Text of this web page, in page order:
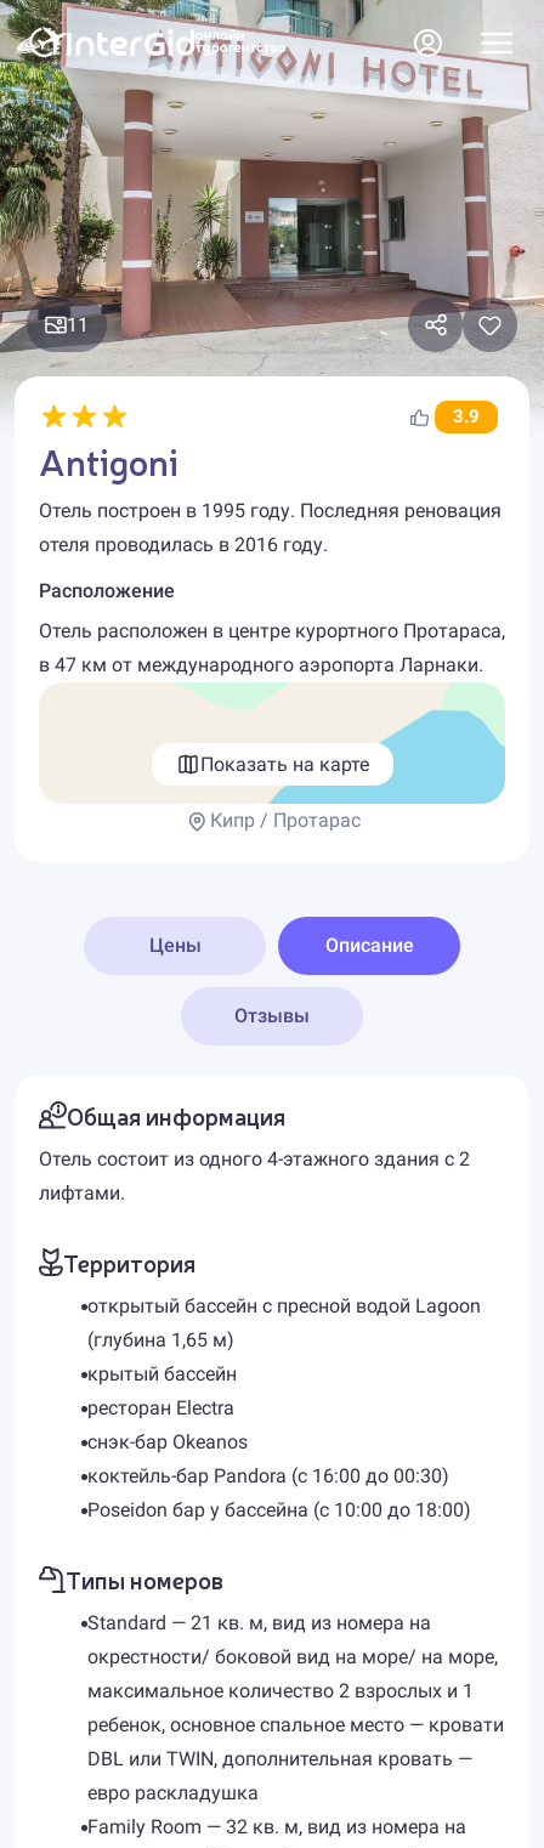
11
3.9
Antigoni
Отель построен в 1995 году. Последняя реновация
отеля проводилась в 2016 году.
Расположение
Отель расположен в центре курортного Протараса,
в 47 км от международного аэропорта Ларнаки.
Показать на карте
Кипр / Протарас
Цены Описание
Отзывы
Общая информация
Отель состоит из одного 4-этажного здания с 2
лифтами.
Территория
открытый бассейн с пресной водой Lagoon
(глубина 1,65 м)
крытый бассейн
ресторан Electra
снэк-бар Okeanos
коктейль-бар Pandora (с 16:00 до 00:30)
Poseidon бар у бассейна (c 10:00 до 18:00)
Типы номеров
Standard — 21 кв. м, вид из номера на
окрестности/ боковой вид на море/ на море,
максимальное количество 2 взрослых и 1
ребенок, основное спальное место — кровати
DBL или TWIN, дополнительная кровать —
евро раскладушка
Family Room — 32 кв. м, вид из номера на